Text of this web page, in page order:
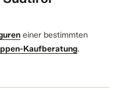
einer bestimmten
Kaufberatung.